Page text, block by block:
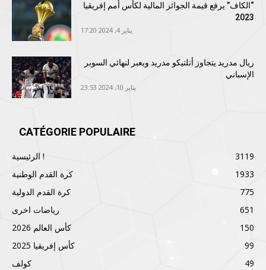
“الكاف” يرفع قيمة الجوائز المالية لكأس أمم إفريقيا
2023
يناير 4, 2024 17:20
ريال مدريد يتجاوز أتلتيكو مدريد ويعبر لنهائي السوبر
الإسباني
يناير 10, 2024 23:53
CATÉGORIE POPULAIRE
الرئيسية !
3119
كرة القدم الوطنية
1933
كرة القدم الدولية
775
رياضات اخرى
651
كأس العالم 2026
150
كأس إفريقيا 2025
99
كولف
49